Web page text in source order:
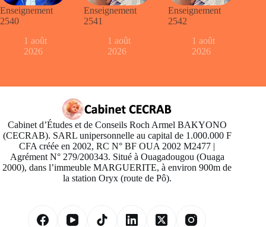
Enseignement
2540
1 août
2026
Enseignement
2541
1 août
2026
Enseignement
2542
1 août
2026
Cabinet d’Études et de Conseils Roch Armel BAKYONO
(CECRAB). SARL unipersonnelle au capital de 1.000.000 F
CFA créée en 2002, RC N° BF OUA 2002 M2477 |
Agrément N° 279/200343. Situé à Ouagadougou (Ouaga
2000), dans l’immeuble MARGUERITE, à environ 900m de
la station Oryx (route de Pô).